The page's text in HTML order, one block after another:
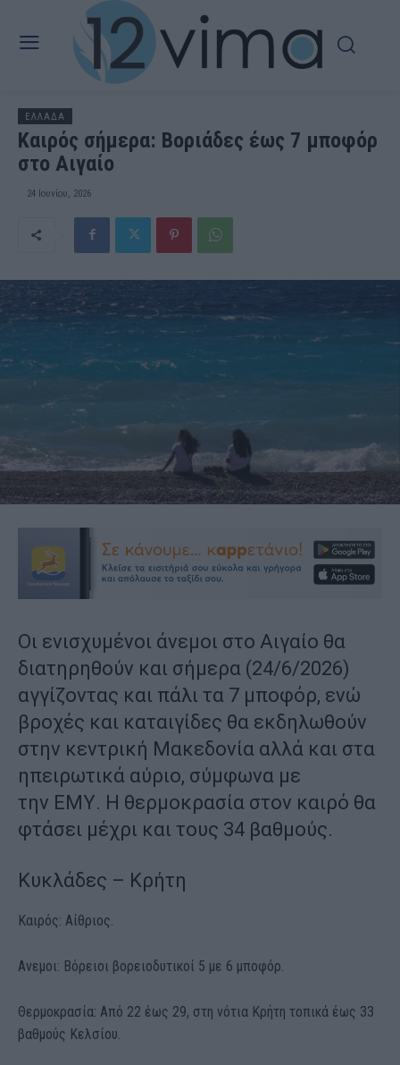
ΕΛΛΑΔΑ
Καιρός σήμερα: Βοριάδες έως 7 μποφόρ
στο Αιγαίο
24 Ιουνίου, 2026
Οι ενισχυμένοι άνεμοι στο Αιγαίο θα
διατηρηθούν και σήμερα (24/6/2026)
αγγίζοντας και πάλι τα 7 μποφόρ, ενώ
βροχές και καταιγίδες θα εκδηλωθούν
στην κεντρική Μακεδονία αλλά και στα
ηπειρωτικά αύριο, σύμφωνα με
την ΕΜΥ. Η θερμοκρασία στον καιρό θα
φτάσει μέχρι και τους 34 βαθμούς.
Κυκλάδες – Κρήτη
Καιρός: Αίθριος.
Ανεμοι: Βόρειοι βορειοδυτικοί 5 με 6 μποφόρ.
Θερμοκρασία: Από 22 έως 29, στη νότια Κρήτη τοπικά έως 33
βαθμούς Κελσίου.